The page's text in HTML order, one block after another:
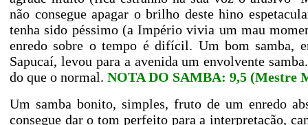
não consegue apagar o brilho deste hino
tenha sido péssimo (a Império vivia um mau
enredo sobre o tempo é difícil. Um bom samba,
Sapucaí, levou para a avenida um envolvente
do que o normal. NOTA DO SAMBA: 9,5 (Mestre
Um samba bonito, simples, fruto de um enredo
consegue dar o tom perfeito para a interpretação,